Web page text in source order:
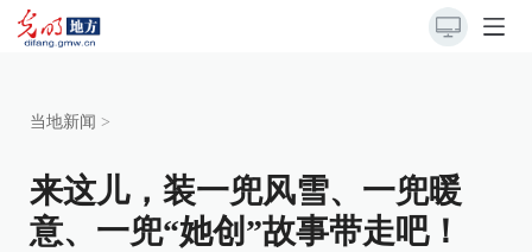
当地新闻 >
来这儿，装一兜风雪、一兜暖
意、一兜“她创”故事带走吧！